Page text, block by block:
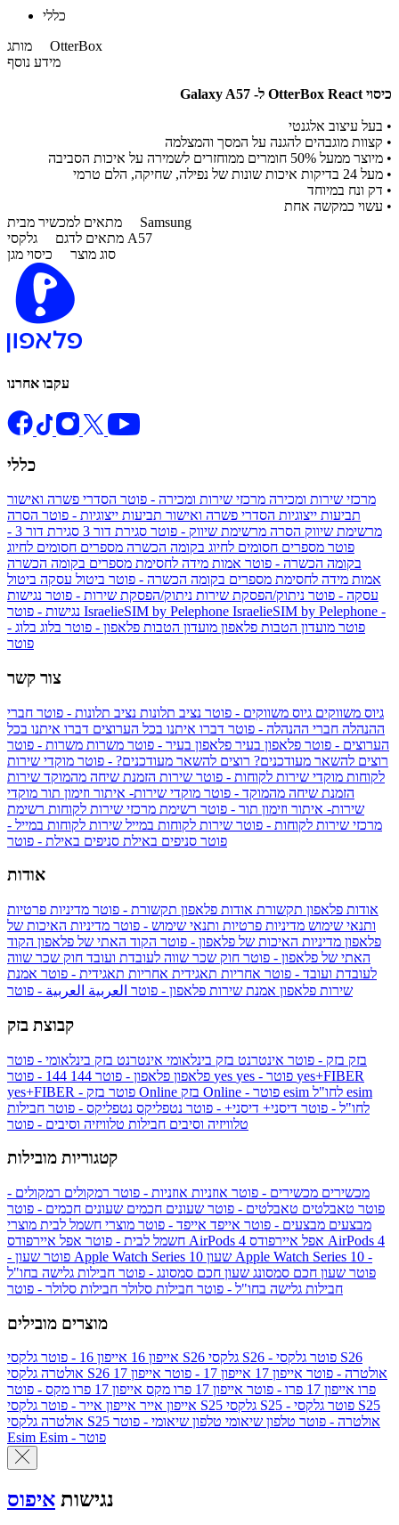
כללי
מותג OtterBox
מידע נוסף
כיסוי OtterBox React ל- Galaxy A57
• בעל עיצוב אלגנטי
• קצוות מוגבהים להגנה על המסך והמצלמה
• מיוצר ממעל 50% חומרים ממוחזרים לשמירה על איכות הסביבה
• מעל 24 בדיקות איכות שונות של נפילה, שחיקה, הלם טרמי
• דק ונח במיוחד
• עשוי כמקשה אחת
מתאים למכשיר מבית Samsung
מתאים לדגם גלקסי A57
סוג מוצר כיסוי מגן
עקבו אחרנו
כללי
מרכזי שירות ומכירה מרכזי שירות ומכירה - פוטר הסדרי פשרה ואישור
תביעות ייצוגיות הסדרי פשרה ואישור תביעות ייצוגיות - פוטר הסרה
מרשימת שיווק הסרה מרשימת שיווק - פוטר סגירת דור 3
סגירת דור 3 -
פוטר מספרים חסומים לחיוג בקומה הכשרה מספרים חסומים לחיוג
בקומה הכשרה - פוטר אמות מידה לחסימת מספרים בקומה הכשרה
אמות מידה לחסימת מספרים בקומה הכשרה - פוטר ביטול עסקה ביטול
עסקה - פוטר ניתוק/הפסקת שירות ניתוק/הפסקת שירות - פוטר נגישות
IsraelieSIM by Pelephone IsraelieSIM by Pelephone -
פוטר מועדון הטבות פלאפון מועדון הטבות פלאפון - פוטר בלוג בלוג -
פוטר
צור קשר
גיוס משווקים גיוס משווקים - פוטר נציב תלונות נציב תלונות - פוטר חברי
ההנהלה חברי ההנהלה - פוטר דברו איתנו בכל הערוצים דברו איתנו בכל
הערוצים - פוטר פלאפון בעיר פלאפון בעיר - פוטר משרות משרות - פוטר
רוצים להשאר מעודכנים? רוצים להשאר מעודכנים? - פוטר מוקדי שירות
לקוחות מוקדי שירות לקוחות - פוטר שירות הזמנת שיחה מהמוקד שירות
הזמנת שיחה מהמוקד - פוטר מוקדי שירות- איתור וזימון תור מוקדי
שירות- איתור וזימון תור - פוטר רשימת מרכזי שירות לקוחות רשימת
מרכזי שירות לקוחות - פוטר שירות לקוחות במייל שירות לקוחות במייל -
פוטר סניפים באילת סניפים באילת - פוטר
אודות
אודות פלאפון תקשורת אודות פלאפון תקשורת - פוטר מדיניות פרטיות
ותנאי שימוש מדיניות פרטיות ותנאי שימוש - פוטר מדיניות האיכות של
פלאפון מדיניות האיכות של פלאפון - פוטר הקוד האתי של פלאפון הקוד
האתי של פלאפון - פוטר חוק שכר שווה לעובדת ועובד חוק שכר שווה
לעובדת ועובד - פוטר אחריות תאגידית אחריות תאגידית - פוטר אמנת
שירות פלאפון אמנת שירות פלאפון - פוטר العربية العربية - פוטר
קבוצת בזק
בזק בזק - פוטר אינטרנט בזק בינלאומי אינטרנט בזק בינלאומי - פוטר
פלאפון פלאפון - פוטר 144 yes
yes+FIBER
yes+FIBER - פוטר בזק Online
esim
לחו"ל - פוטר דיסני+ דיסני+ - פוטר נטפליקס נטפליקס - פוטר חבילות
טלוויזיה וסיבים חבילות טלוויזיה וסיבים - פוטר
קטגוריות מובילות
מכשירים מכשירים - פוטר אוזניות אוזניות - פוטר רמקולים רמקולים -
פוטר טאבלטים טאבלטים - פוטר שעונים חכמים שעונים חכמים - פוטר
מבצעים מבצעים - פוטר אייפד אייפד - פוטר מוצרי חשמל לבית מוצרי
חשמל לבית - פוטר אפל איירפודס AirPods 4 אפל איירפודס AirPods 4
- פוטר שעון Apple Watch Series 10 שעון Apple Watch Series 10 -
פוטר שעון חכם סמסונג שעון חכם סמסונג - פוטר חבילות גלישה בחו"ל
חבילות גלישה בחו"ל - פוטר חבילות סלולר חבילות סלולר - פוטר
מוצרים מובילים
אייפון 16 אייפון 16 - פוטר גלקסי S26 גלקסי S26 - פוטר גלקסי S26
אולטרה
גלקסי S26 אולטרה - פוטר אייפון 17 אייפון 17 - פוטר
אייפון 17
פרו אייפון 17 פרו - פוטר אייפון 17 פרו מקס
אייפון 17 פרו מקס - פוטר
אייפון אייר אייפון אייר - פוטר גלקסי S25 גלקסי S25 - פוטר גלקסי S25
אולטרה
גלקסי S25 אולטרה - פוטר טלפון שיאומי טלפון שיאומי - פוטר
Esim
Esim - פוטר
נגישות איפוס